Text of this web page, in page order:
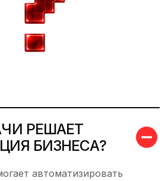
РЕШАЕТ
БИЗНЕСА?
автоматизировать